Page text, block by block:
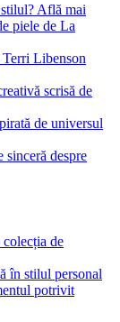
Află mai
piele de La
Terri Libenson
scrisă de
de universul
sinceră despre
de
în stilul personal
potrivit